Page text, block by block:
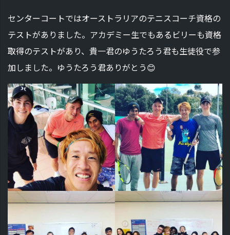
センターコートではオーストラリアのテニスコーチ資格の
テストがありました。アカデミー生でもあるビリーも資格
取得のテストがあり、貴一君のゆうたろう君も生徒役で参
加しました。ゆうたろう君ありがとう😊